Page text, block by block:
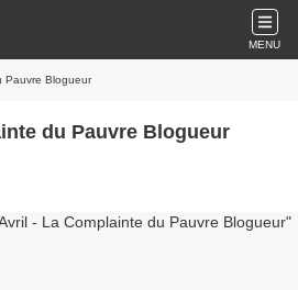
MENU
Pauvre Blogueur
du Pauvre Blogueur